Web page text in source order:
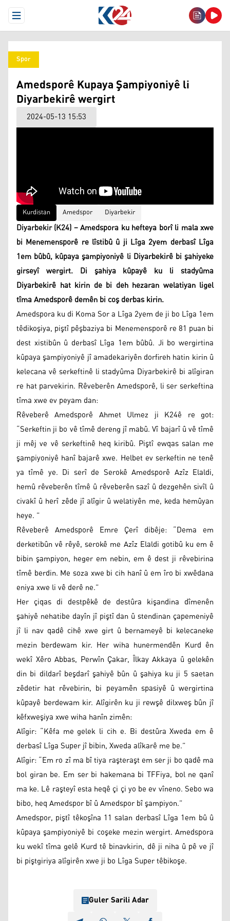
Open Menu
Spor
Amedsporê Kupaya Şampiyoniyê li
Diyarbekirê wergirt
2024-05-13 15:53
Kurdistan Amedspor Diyarbekir
Diyarbekir (K24) – Amedspora ku hefteya borî li mala xwe
bi Menemensporê re lîstibû û ji Lîga 2yem derbasî Lîga
1em bûbû, kûpaya şampiyoniyê li Diyarbekirê bi şahiyeke
girseyî wergirt. Di şahiya kûpayê ku li stadyûma
Diyarbekirê hat kirin de bi deh hezaran welatiyan ligel
tîma Amedsporê demên bi coş derbas kirin.
Amedspora ku di Koma Sor a Lîga 2yem de ji bo Lîga 1em
têdikoşiya, piştî pêşbaziya bi Menemensporê re 81 puan bi
dest xistibûn û derbasî Lîga 1em bûbû. Ji bo wergirtina
kûpaya şampiyoniyê jî amadekariyên dorfireh hatin kirin û
kelecana vê serkeftinê li stadyûma Diyarbekirê bi alîgiran
re hat parvekirin. Rêveberên Amedsporê, li ser serkeftina
tîma xwe ev peyam dan:
Rêveberê Amedsporê Ahmet Ulmez ji K24ê re got:
“Serkeftin ji bo vê tîmê dereng jî mabû. Vî bajarî û vê tîmê
ji mêj ve vê serkeftinê heq kiribû. Piştî ewqas salan me
şampiyoniyê hanî bajarê xwe. Helbet ev serkeftin ne tenê
ya tîmê ye. Di serî de Serokê Amedsporê Azîz Elaldi,
hemû rêveberên tîmê û rêveberên sazî û dezgehên sivîl û
civakî û herî zêde jî alîgir û welatiyên me, keda hemûyan
heye. ”
Rêveberê Amedsporê Emre Çerî dibêje: “Dema em
derketibûn vê rêyê, serokê me Azîz Elaldi gotibû ku em ê
bibin şampiyon, heger em nebin, em ê dest ji rêvebirina
tîmê berdin. Me soza xwe bi cih hanî û em îro bi xwêdana
eniya xwe li vê derê ne.”
Her çiqas di destpêkê de destûra kişandina dîmenên
şahiyê nehatibe dayîn jî piştî dan û stendinan çapemeniyê
jî li nav qadê cihê xwe girt û bernameyê bi kelecaneke
mezin berdewam kir. Her wiha hunermendên Kurd ên
wekî Xêro Abbas, Perwîn Çakar, Îlkay Akkaya û gelekên
din bi dildarî beşdarî şahiyê bûn û şahiya ku ji 5 saetan
zêdetir hat rêvebirin, bi peyamên spasiyê û wergirtina
kûpayê berdewam kir. Alîgirên ku ji rewşê dilxweş bûn jî
kêfxweşiya xwe wiha hanîn zimên:
Alîgir: “Kêfa me gelek li cih e. Bi destûra Xweda em ê
derbasî Lîga Super jî bibin, Xweda alîkarê me be.”
Alîgir: “Em ro zî ma bî tiya raşteraşt em ser ji bo qadê ma
bol giran be. Em ser bi hakemana bi TFFiya, bol ne qanî
ma ke. Lê raşteyî esta heqê çi çi yo be ev vîneno. Sebo wa
bibo, heq Amedspor bî û Amedspor bî şampiyon.”
Amedspor, piştî têkoşîna 11 salan derbasî Lîga 1em bû û
kûpaya şampiyoniyê bi coşeke mezin wergirt. Amedspora
ku wekî tîma gelê Kurd tê binavkirin, dê ji niha û pê ve jî
bi piştgiriya alîgirên xwe ji bo Lîga Super têbikoşe.
Guler Sarili Adar